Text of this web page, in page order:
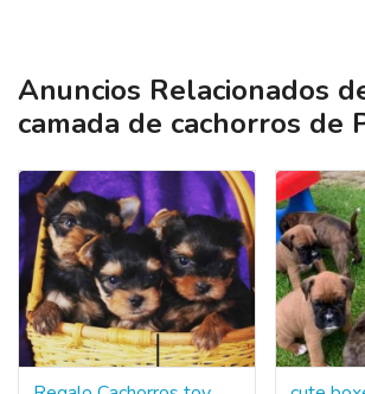
Anuncios Relacionados
camada de cachorros de